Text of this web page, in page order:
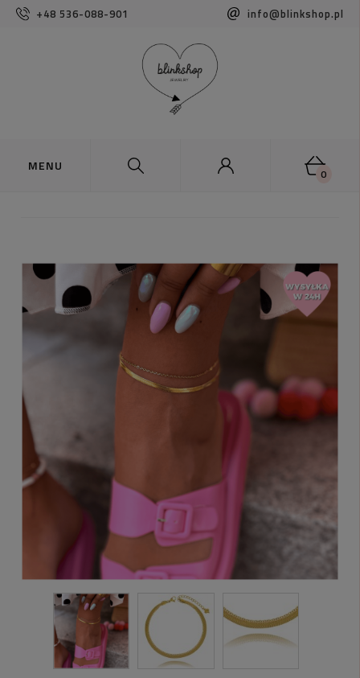
+48 536-088-901 info@blinkshop.pl
0